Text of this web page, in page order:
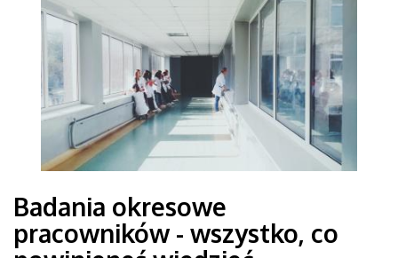
Badania okresowe
pracowników - wszystko, co